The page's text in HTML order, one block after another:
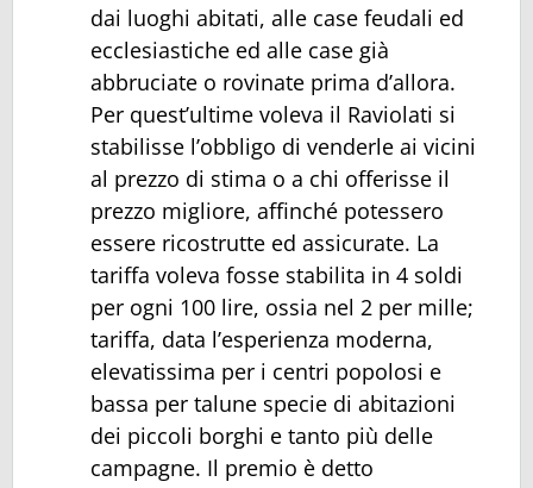
dai luoghi abitati, alle case feudali ed
ecclesiastiche ed alle case già
abbruciate o rovinate prima d’allora.
Per quest’ultime voleva il Raviolati si
stabilisse l’obbligo di venderle ai vicini
al prezzo di stima o a chi offerisse il
prezzo migliore, affinché potessero
essere ricostrutte ed assicurate. La
tariffa voleva fosse stabilita in 4 soldi
per ogni 100 lire, ossia nel 2 per mille;
tariffa, data l’esperienza moderna,
elevatissima per i centri popolosi e
bassa per talune specie di abitazioni
dei piccoli borghi e tanto più delle
campagne. Il premio è detto